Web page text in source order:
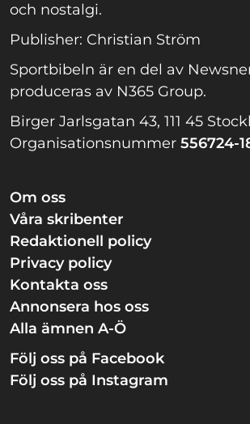
och nostalgi.
Publisher: Christian Ström
Sportbibeln är en del av
produceras av N365 Group.
Birger Jarlsgatan 43, 111 45
Organisationsnummer 556724-
Om oss
Våra skribenter
Redaktionell policy
Privacy policy
Kontakta oss
Annonsera hos oss
Alla ämnen A-Ö
Följ oss på Facebook
Följ oss på Instagram